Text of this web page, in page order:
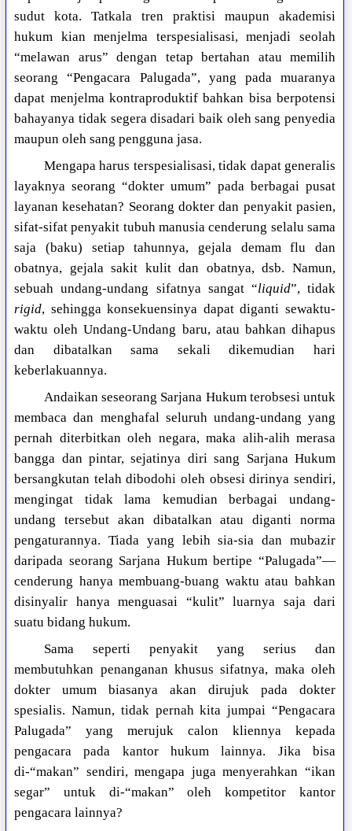
sudut kota. Tatkala tren praktisi maupun akademisi
hukum kian menjelma terspesialisasi, menjadi seolah
“melawan arus” dengan tetap bertahan atau memilih
seorang “Pengacara Palugada”, yang pada muaranya
dapat menjelma kontraproduktif bahkan bisa berpotensi
bahayanya tidak segera disadari baik oleh sang penyedia
maupun oleh sang pengguna jasa.
Mengapa harus terspesialisasi, tidak dapat generalis
layaknya seorang “dokter umum” pada berbagai pusat
layanan kesehatan? Seorang dokter dan penyakit pasien,
sifat-sifat penyakit tubuh manusia cenderung selalu sama
saja (baku) setiap tahunnya, gejala demam flu dan
obatnya, gejala sakit kulit dan obatnya, dsb. Namun,
sebuah undang-undang sifatnya sangat “liquid”, tidak
rigid, sehingga konsekuensinya dapat diganti sewaktu-
waktu oleh Undang-Undang baru, atau bahkan dihapus
dan dibatalkan sama sekali dikemudian hari
keberlakuannya.
Andaikan seseorang Sarjana Hukum terobsesi untuk
membaca dan menghafal seluruh undang-undang yang
pernah diterbitkan oleh negara, maka alih-alih merasa
bangga dan pintar, sejatinya diri sang Sarjana Hukum
bersangkutan telah dibodohi oleh obsesi dirinya sendiri,
mengingat tidak lama kemudian berbagai undang-
undang tersebut akan dibatalkan atau diganti norma
pengaturannya. Tiada yang lebih sia-sia dan mubazir
daripada seorang Sarjana Hukum bertipe “Palugada”—
cenderung hanya membuang-buang waktu atau bahkan
disinyalir hanya menguasai “kulit” luarnya saja dari
suatu bidang hukum.
Sama seperti penyakit yang serius dan
membutuhkan penanganan khusus sifatnya, maka oleh
dokter umum biasanya akan dirujuk pada dokter
spesialis. Namun, tidak pernah kita jumpai “Pengacara
Palugada” yang merujuk calon kliennya kepada
pengacara pada kantor hukum lainnya. Jika bisa
di-“makan” sendiri, mengapa juga menyerahkan “ikan
segar” untuk di-“makan” oleh kompetitor kantor
pengacara lainnya?